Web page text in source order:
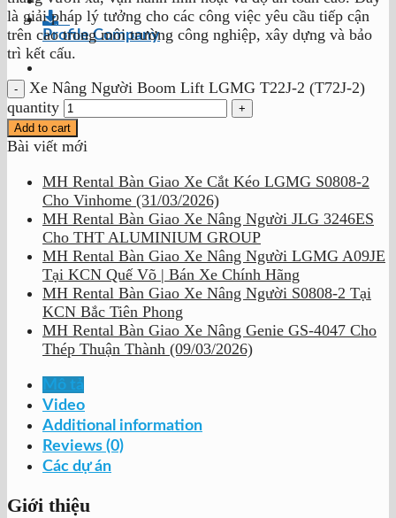
Profile Company
là giải pháp lý tưởng cho các công việc yêu cầu tiếp cận
trên cao trong môi trường công nghiệp, xây dựng và bảo
trì kết cấu.
Xe Nâng Người Boom Lift LGMG T22J-2 (T72J-2)
quantity
Add to cart
Bài viết mới
MH Rental Bàn Giao Xe Cắt Kéo LGMG S0808-2
Cho Vinhome (31/03/2026)
MH Rental Bàn Giao Xe Nâng Người JLG 3246ES
Cho THT ALUMINIUM GROUP
MH Rental Bàn Giao Xe Nâng Người LGMG A09JE
Tại KCN Quế Võ | Bán Xe Chính Hãng
MH Rental Bàn Giao Xe Nâng Người S0808-2 Tại
KCN Bắc Tiên Phong
MH Rental Bàn Giao Xe Nâng Genie GS-4047 Cho
Thép Thuận Thành (09/03/2026)
Mô tả
Video
Additional information
Reviews (0)
Các dự án
Giới thiệu